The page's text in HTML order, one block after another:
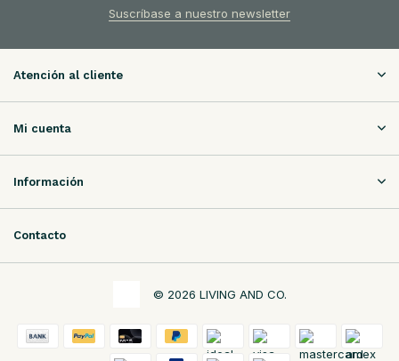
Suscríbase a nuestro newsletter
Atención al cliente
Mi cuenta
Información
Contacto
© 2026 LIVING AND CO.